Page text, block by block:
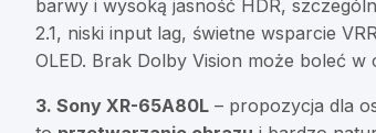
barwy i wysoką jasność HDR,
2.1, niski input lag, świetne wsparcie
OLED. Brak Dolby Vision może boleć
3. Sony XR-65A80L – propozycja dla